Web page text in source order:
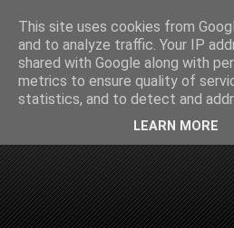
This site uses cookies from
and to analyze traffic. Your IP
shared with Google along with
metrics to ensure quality of
statistics, and to detect and
LEARN MORE